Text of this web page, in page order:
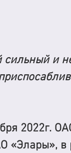
и
2022г.
«Элары», в